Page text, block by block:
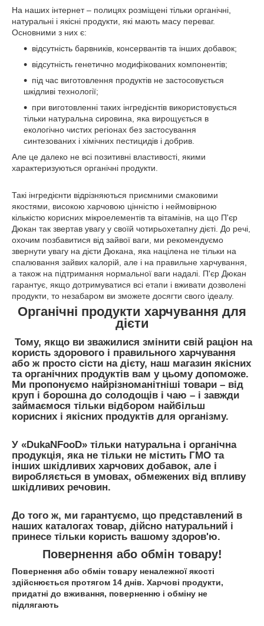
На наших інтернет – полицях розміщені тільки органічні,
натуральні і якісні продукти, які мають масу переваг.
Основними з них є:
відсутність барвників, консервантів та інших добавок;
відсутність генетично модифікованих компонентів;
під час виготовлення продуктів не застосовується
шкідливі технології;
при виготовленні таких інгредієнтів використовується
тільки натуральна сировина, яка вирощується в
екологічно чистих регіонах без застосування
синтезованих і хімічних пестицидів і добрив.
Але це далеко не всі позитивні властивості, якими
характеризуються органічні продукти.
Такі інгредієнти відрізняються приємними смаковими
якостями, високою харчовою цінністю і неймовірною
кількістю корисних мікроелементів та вітамінів, на що П'єр
Дюкан так звертав увагу у своїй чотирьохетапну дієті. До речі,
охочим позбавитися від зайвої ваги, ми рекомендуємо
звернути увагу на дієти Дюкана, яка націлена не тільки на
спалювання зайвих калорій, але і на правильне харчування,
а також на підтримання нормальної ваги надалі. П'єр Дюкан
гарантує, якщо дотримуватися всі етапи і вживати дозволені
продукти, то незабаром ви зможете досягти свого ідеалу.
Органічні продукти харчування для
дієти
Тому, якщо ви зважилися змінити свій раціон на
користь здорового і правильного харчування
або ж просто сісти на дієту, наш магазин якісних
та органічних продуктів вам у цьому допоможе.
Ми пропонуємо найрізноманітніші товари – від
круп і борошна до солодощів і чаю – і завжди
займаємося тільки відбором найбільш
корисних і якісних продуктів для організму.
У «DukaNFooD» тільки натуральна і органічна
продукція, яка не тільки не містить ГМО та
інших шкідливих харчових добавок, але і
виробляється в умовах, обмежених від впливу
шкідливих речовин.
До того ж, ми гарантуємо, що представлений в
наших каталогах товар, дійсно натуральний і
принесе тільки користь вашому здоров'ю.
Повернення або обмін товару!
Повернення або обмін товару неналежної якості
здійснюється протягом 14 днів. Харчові продукти,
придатні до вживання, поверненню і обміну не
підлягають